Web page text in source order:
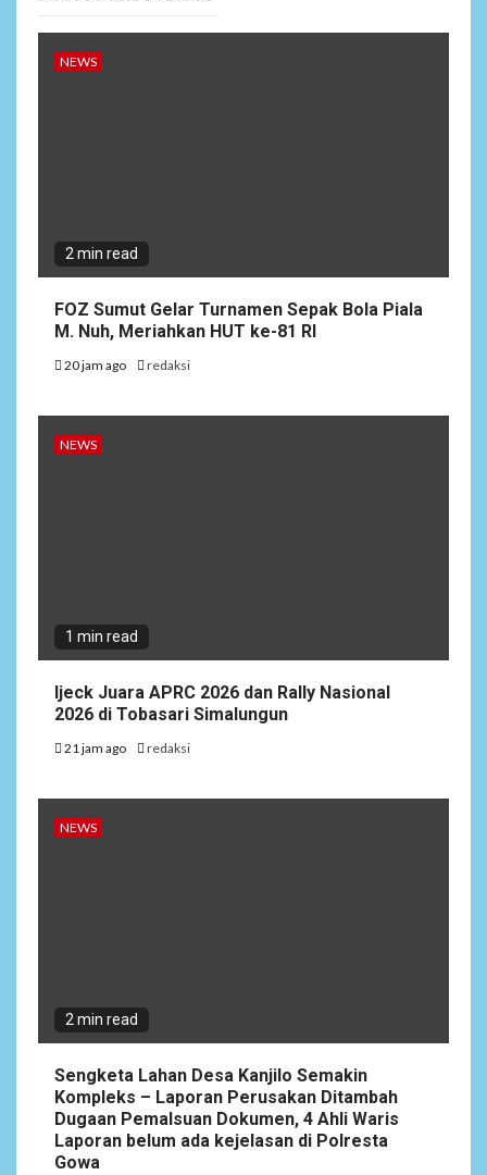
NEWS
2 min read
FOZ Sumut Gelar Turnamen Sepak Bola Piala
M. Nuh, Meriahkan HUT ke-81 RI
20 jam ago redaksi
NEWS
1 min read
Ijeck Juara APRC 2026 dan Rally Nasional
2026 di Tobasari Simalungun
21 jam ago redaksi
NEWS
2 min read
Sengketa Lahan Desa Kanjilo Semakin
Kompleks – Laporan Perusakan Ditambah
Dugaan Pemalsuan Dokumen, 4 Ahli Waris
Laporan belum ada kejelasan di Polresta
Gowa